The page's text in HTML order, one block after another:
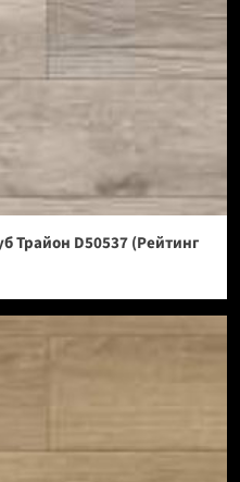
Трайон D50537 (Рейтинг